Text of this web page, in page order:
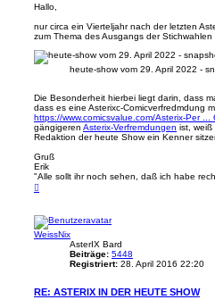
r
a
g
Hallo,
nur circa ein Vierteljahr nach der letzten
zum Thema des Ausgangs der
heute-show vom 29. April 2022 -
Die Besonderheit hierbei liegt darin, dass
dass es eine Asterixc-Comicverfredmdung
https://www.comicsvalue.com/Asterix-Per ...
gängigeren Asterix-Verfremdungen ist, weiß
Redaktion der heute Show ein Kenner
Gruß
Erik
"Alle sollt ihr noch sehen, daß ich habe
a
h
o
b
WeissNix
AsterIX Bard
Beiträge: 5448
Registriert: 28. April 2016 22:20
RE: ASTERIX IN DER HEUTE SHOW